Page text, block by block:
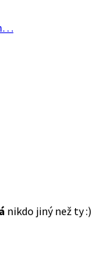
nikdo jiný než ty :)